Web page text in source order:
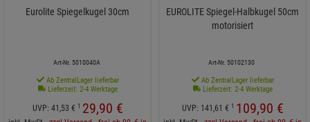
Eurolite Spiegelkugel 30cm
Art-Nr. 5010040A
Ab ZentralLager lieferbar
Lieferzeit: 2-4 Werktage
UVP: 41,53 € 1 29,90 €
EUROLITE Spiegel-Halbkugel 50cm
motorisiert
Art-Nr. 50102130
Ab ZentralLager lieferbar
Lieferzeit: 2-4 Werktage
UVP: 141,61 € 1 109,90 €